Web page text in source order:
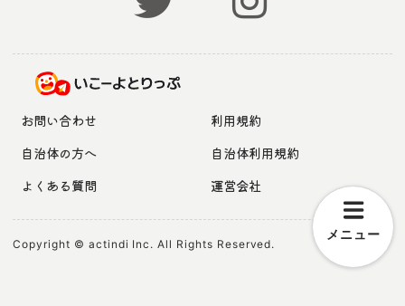
メニュー
お問い合わせ
利用規約
自治体の方へ
自治体利用規約
よくある質問
運営会社
Copyright © actindi Inc. All Rights Reserved.